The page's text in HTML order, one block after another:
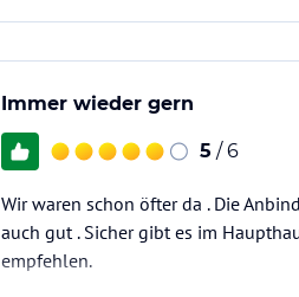
Immer wieder gern
5 / 6
Wir waren schon öfter da . Die
auch gut . Sicher gibt es im
empfehlen.